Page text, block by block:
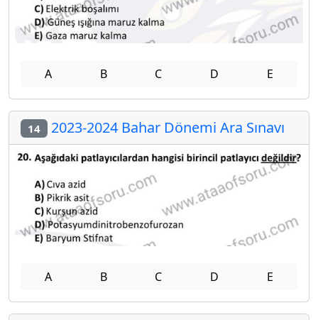
A B C D E
14 2023-2024 Bahar Dönemi Ara Sınavı
A B C D E